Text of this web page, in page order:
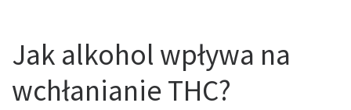
Jak alkohol wpływa na
wchłanianie THC?